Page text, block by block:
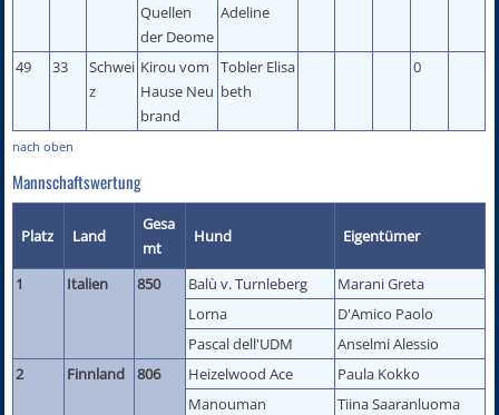
Quellen
der Deome
Adeline
49 33
Schwei
z
Kirou vom
Hause Neu
brand
Tobler Elisa
beth
0
nach oben
Mannschaftswertung
Platz Land
Gesa
mt
Hund Eigentümer
1 Italien 850 Balù v. Turnleberg
Marani Greta
Lorna
D'Amico Paolo
Pascal dell'UDM
Anselmi Alessio
2
Finnland 806 Heizelwood Ace
Paula Kokko
Manouman
Tiina Saaranluoma